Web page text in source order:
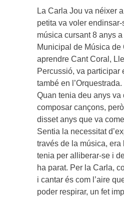
La Carla Jou va néixer
petita va voler
música cursant 8 anys a
Municipal de Música de
aprendre Cant Coral,
Percussió, va participar
també en l’Orquestrada.
Quan tenia deu anys va
composar cançons,
disset anys que va
Sentia la necessitat
través de la música, era
tenia per alliberar-se i
ha parat. Per la Carla,
i cantar és com l’aire
poder respirar, un fet